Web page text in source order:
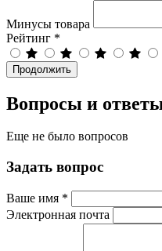
Минусы товара
Рейтинг *
Продолжить
Вопросы и
Еще не было вопросов
Задать вопрос
Ваше имя *
Электронная почта